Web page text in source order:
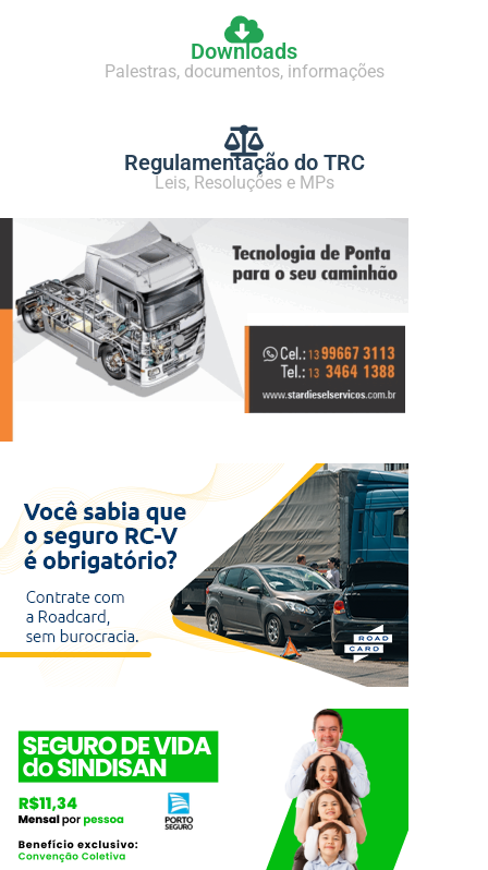
Downloads
Palestras, documentos, informações
Regulamentação do TRC
Leis, Resoluções e MPs